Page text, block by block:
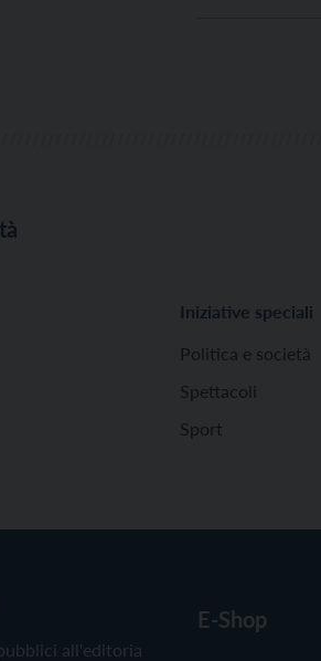
Iniziative speciali
Politica e società
Spettacoli
Sport
all'editoria
E-Shop